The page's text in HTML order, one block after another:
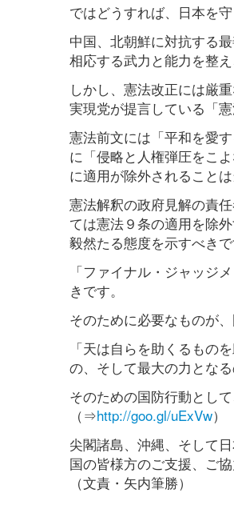
ではどうすれば、日本を
中国、北朝鮮に対抗する
相応する武力と能力を整
しかし、憲法改正には厳
実現党が提言している「
憲法前文には「平和を愛
に「侵略と人権弾圧をこ
に適用が除外されることは
憲法解釈の政府見解の責
ては憲法９条の適用を除
毅然たる態度を示すべきで
「ファイナル・ジャッジ
きです。
そのために必要なものが
「天は自らを助くるも
の、そして最大の力となる
そのための国防行動とし
（⇒http://goo.gl/uExVw）
尖閣諸島、沖縄、そして
国の皆様方のご支援、ご
（文責・矢内筆勝）